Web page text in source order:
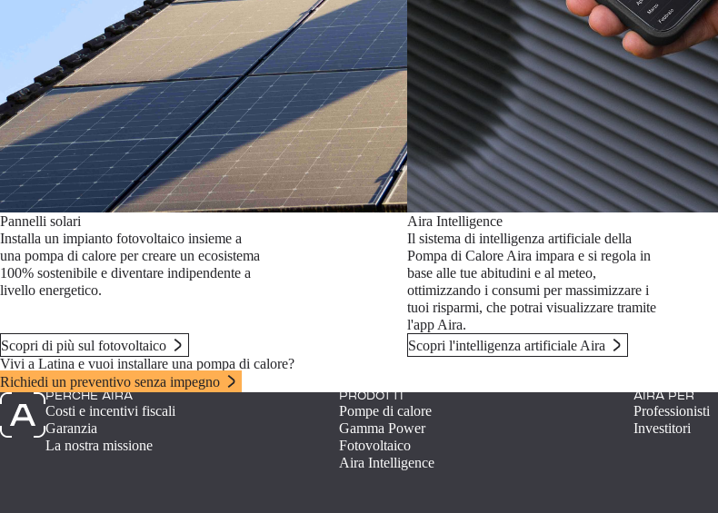
Pannelli solari
Installa un impianto fotovoltaico insieme a
una pompa di calore per creare un ecosistema
100% sostenibile e diventare indipendente a
livello energetico.
Scopri di più sul fotovoltaico
Aira Intelligence
Il sistema di intelligenza artificiale della
Pompa di Calore Aira impara e si regola in
base alle tue abitudini e al meteo,
ottimizzando i consumi per massimizzare i
tuoi risparmi, che potrai visualizzare tramite
l'app Aira.
Scopri l'intelligenza artificiale Aira
Vivi a Latina e vuoi installare una pompa di calore?
Richiedi un preventivo senza impegno
PERCHÉ AIRA
Costi e incentivi fiscali
Garanzia
La nostra missione
PRODOTTI
Pompe di calore
Gamma Power
Fotovoltaico
Aira Intelligence
AIRA PER
Professionisti
Investitori